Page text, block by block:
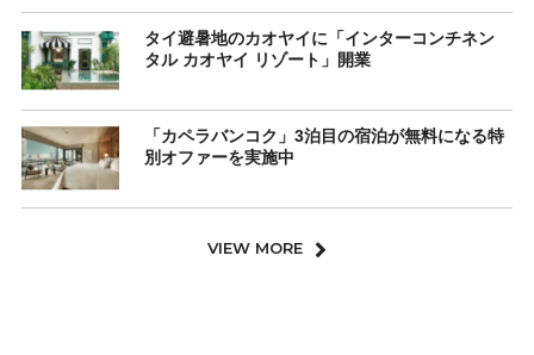
タイ避暑地のカオヤイに「インターコンチネン
タル カオヤイ リゾート」開業
「カペラバンコク」3泊目の宿泊が無料になる特
別オファーを実施中
VIEW MORE